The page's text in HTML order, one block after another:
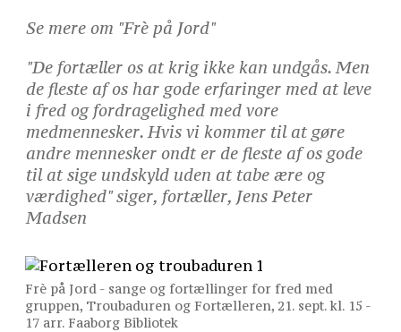
Se mere om "Frè på Jord"
"De fortæller os at krig ikke kan undgås. Men
de fleste af os har gode erfaringer med at leve
i fred og fordragelighed med vore
medmennesker. Hvis vi kommer til at gøre
andre mennesker ondt er de fleste af os gode
til at sige undskyld uden at tabe ære og
værdighed"siger, fortæller, Jens Peter
Madsen
Frè på Jord - sange og fortællinger for fred med
gruppen, Troubaduren og Fortælleren, 21. sept. kl. 15 -
17 arr. Faaborg Bibliotek